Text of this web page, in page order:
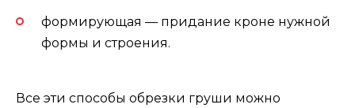
формирующая — придание кроне нужной
формы и строения.
Все эти способы обрезки груши можно